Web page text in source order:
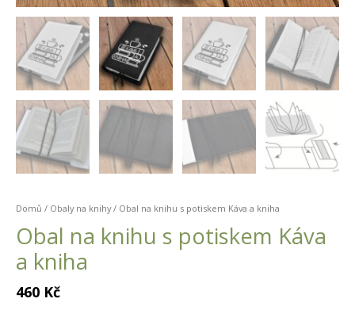
Domů / Obaly na knihy/ Obal na knihu s potiskem Káva a kniha
Obal na knihu s potiskem Káva
a kniha
460 Kč